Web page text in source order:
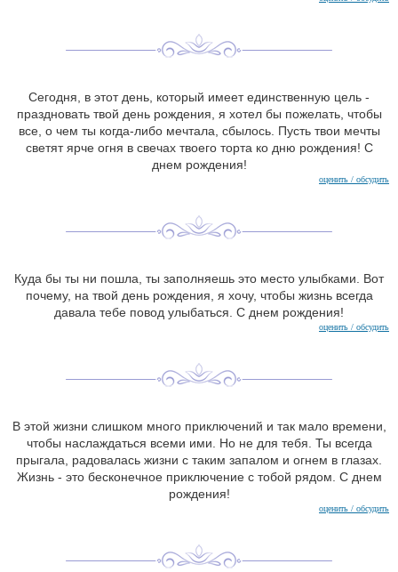
Сегодня, в этот день, который имеет единственную цель -
праздновать твой день рождения, я хотел бы пожелать, чтобы
все, о чем ты когда-либо мечтала, сбылось. Пусть твои мечты
светят ярче огня в свечах твоего торта ко дню рождения! С
днем рождения!
оценить / обсудить
Куда бы ты ни пошла, ты заполняешь это место улыбками. Вот
почему, на твой день рождения, я хочу, чтобы жизнь всегда
давала тебе повод улыбаться. С днем рождения!
оценить / обсудить
В этой жизни слишком много приключений и так мало времени,
чтобы наслаждаться всеми ими. Но не для тебя. Ты всегда
прыгала, радовалась жизни с таким запалом и огнем в глазах.
Жизнь - это бесконечное приключение с тобой рядом. С днем
рождения!
оценить / обсудить